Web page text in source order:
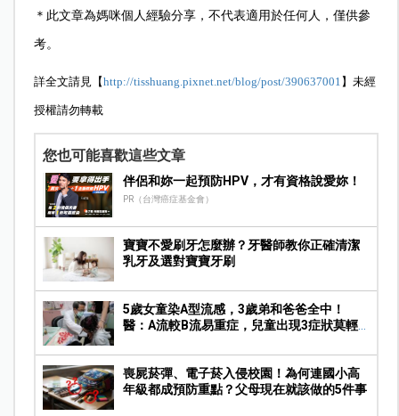
＊此文章為媽咪個人經驗分享，不代表適用於任何人，僅供參
考。
詳全文請見【http://tisshuang.pixnet.net/blog/post/390637001 】未經
授權請勿轉載
您也可能喜歡這些文章
伴侶和妳一起預防HPV，才有資格說愛妳！
PR（台灣癌症基金會）
寶寶不愛刷牙怎麼辦？牙醫師教你正確清潔
乳牙及選對寶寶牙刷
5歲女童染A型流感，3歲弟和爸爸全中！
醫：A流較B流易重症，兒童出現3症狀莫輕
喪屍菸彈、電子菸入侵校園！為何連國小高
年級都成預防重點？父母現在就該做的5件事